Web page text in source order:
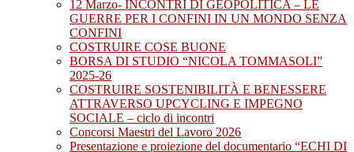
12 Marzo- INCONTRI DI GEOPOLITICA – LE
GUERRE PER I CONFINI IN UN MONDO SENZA
CONFINI
COSTRUIRE COSE BUONE
BORSA DI STUDIO “NICOLA TOMMASOLI”
2025-26
COSTRUIRE SOSTENIBILITÀ E BENESSERE
ATTRAVERSO UPCYCLING E IMPEGNO
SOCIALE – ciclo di incontri
Concorsi Maestri del Lavoro 2026
Presentazione e proiezione del documentario “ECHI DI